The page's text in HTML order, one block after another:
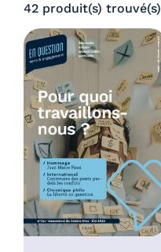
42 produit(s) trouvé(s)